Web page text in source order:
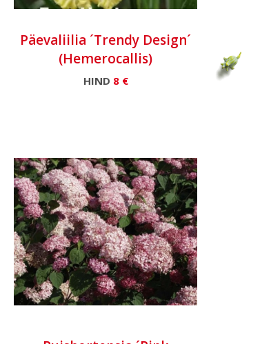
Päevaliilia ´Trendy Design´
(Hemerocallis)
HIND 8 €